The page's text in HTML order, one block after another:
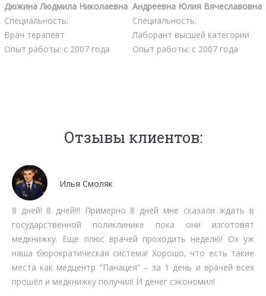
Дюжина Людмила Николаевна
Специальность:
Врач терапевт
Опыт работы: с 2007 года
Андреевна Юлия Вячеславовна
Специальность:
Лаборант высшей категории
Опыт работы: с 2007 года
Отзывы клиентов:
Мочалов Дмитрий
Мне как бизнесмену нет времени тратить на стояние в
очередях. Работают быстро, качественно, вменяемо по
срокам прохождения. Рекомендую.